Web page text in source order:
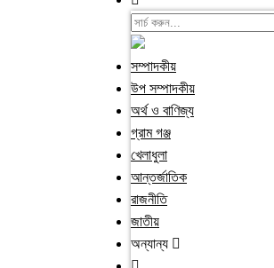
সম্পাদকীয়
উপ সম্পাদকীয়
অর্থ ও বাণিজ্য
গ্রাম গঞ্জ
খেলাধুলা
আন্তর্জাতিক
রাজনীতি
জাতীয়
অন্যান্য